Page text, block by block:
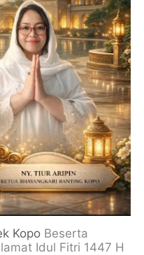
KopoBeserta
Idul Fitri 1447 H